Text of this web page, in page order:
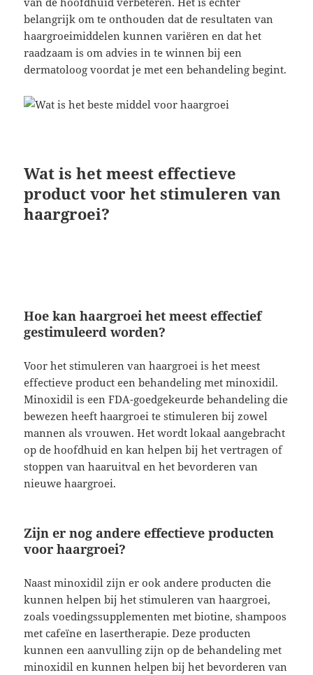
belangrijk om te onthouden dat de resultaten van
haargroeimiddelen kunnen variëren en dat het
raadzaam is om advies in te winnen bij een
dermatoloog voordat je met een behandeling begint.
Wat is het meest effectieve
product voor het stimuleren van
haargroei?
Hoe kan haargroei het meest effectief
gestimuleerd worden?
Voor het stimuleren van haargroei is het meest
effectieve product een behandeling met minoxidil.
Minoxidil is een FDA-goedgekeurde behandeling die
bewezen heeft haargroei te stimuleren bij zowel
mannen als vrouwen. Het wordt lokaal aangebracht
op de hoofdhuid en kan helpen bij het vertragen of
stoppen van haaruitval en het bevorderen van
nieuwe haargroei.
Zijn er nog andere effectieve producten
voor haargroei?
Naast minoxidil zijn er ook andere producten die
kunnen helpen bij het stimuleren van haargroei,
zoals voedingssupplementen met biotine, shampoos
met cafeïne en lasertherapie. Deze producten
kunnen een aanvulling zijn op de behandeling met
minoxidil en kunnen helpen bij het bevorderen van